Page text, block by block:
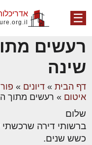
☰
רעשים
שינה
דף הבית » דיונים »
איטום » רעשים מתוך
שלום
ברשותי דירה שרכשתי
כשש שנים.